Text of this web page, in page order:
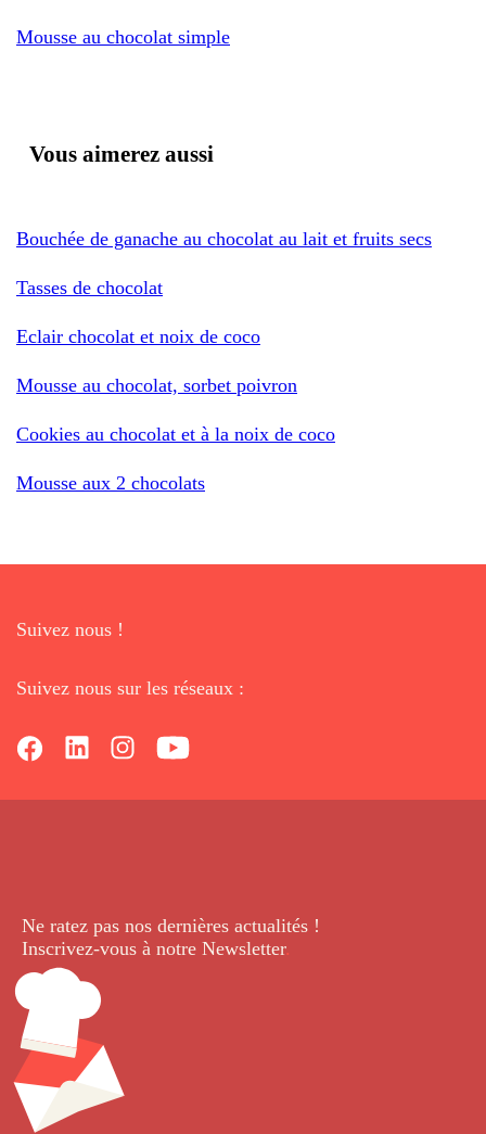
Mousse au chocolat simple
Vous aimerez aussi
Bouchée de ganache au chocolat au lait et fruits secs
Tasses de chocolat
Eclair chocolat et noix de coco
Mousse au chocolat, sorbet poivron
Cookies au chocolat et à la noix de coco
Mousse aux 2 chocolats
Suivez nous !
Suivez nous sur les réseaux :
Ne ratez pas nos dernières actualités !
Inscrivez-vous à notre Newsletter.